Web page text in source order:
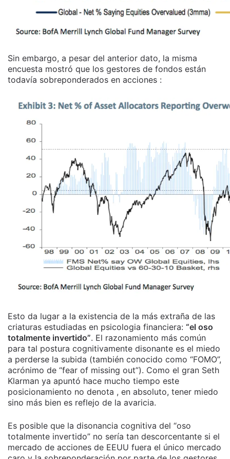
Sin embargo, a pesar del anterior dato, la misma
encuesta mostró que los gestores de fondos están
todavía sobreponderados en acciones :
Esto da lugar a la existencia de la más extraña de las
criaturas estudiadas en psicologia financiera: “el oso
totalmente invertido”. El razonamiento más común
para tal postura cognitivamente disonante es el miedo
a perderse la subida (también conocido como “FOMO”,
acrónimo de “fear of missing out”). Como el gran Seth
Klarman ya apuntó hace mucho tiempo este
posicionamiento no denota , en absoluto, tener miedo
sino más bien es reflejo de la avaricia.
Es posible que la disonancia cognitiva del “oso
totalmente invertido” no sería tan descorcentante si el
mercado de acciones de EEUU fuera el único mercado